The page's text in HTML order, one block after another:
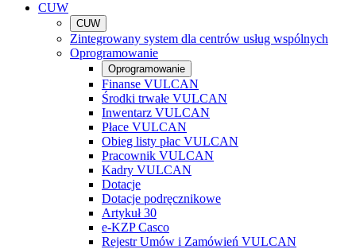
CUW
CUW
Zintegrowany system dla centrów usług wspólnych
Oprogramowanie
Oprogramowanie
Finanse VULCAN
Środki trwałe VULCAN
Inwentarz VULCAN
Płace VULCAN
Obieg listy płac VULCAN
Pracownik VULCAN
Kadry VULCAN
Dotacje
Dotacje podręcznikowe
Artykuł 30
e-KZP Casco
Rejestr Umów i Zamówień VULCAN